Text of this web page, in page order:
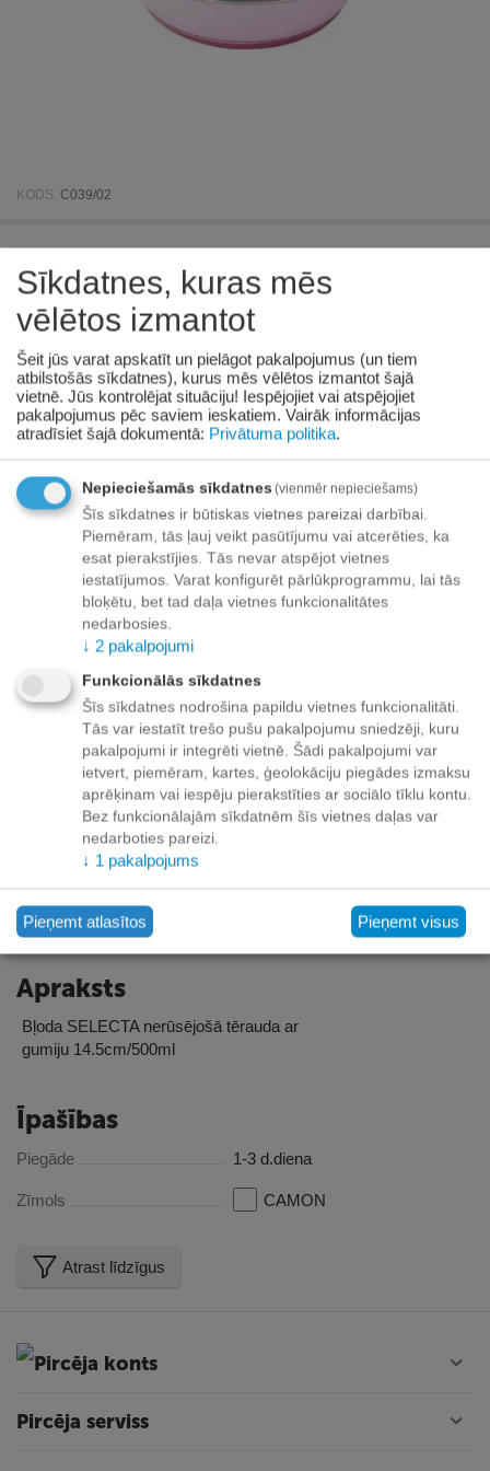
KODS: C039/02
gumiju 14.5cm/500ml
Pieejamība:
€431
(Ieskaitot PVN)
Prece pieejama: 06/08/2026
+
− Grozā
Pievienot vēlmju sarakstam
Piegāde
Preču izsniegšanas punktos -
Līdz dzīvokļa durvīm no 35.00 eur bezmaksas!
Līdz 34.99 EUR piegādes maksa:
Venipak kurjers - 3.90 EUR
Omniva pakomāts - 3.20 EUR
Apraksts
Bļoda SELECTA nerūsējošā tērauda ar
gumiju 14.5cm/500ml
Īpašības
Piegāde 1-3 d.diena
Zīmols CAMON
Atrast līdzīgus
Pircēja konts
Pircēja serviss
Sīkdatnes, kuras mēs
vēlētos izmantot
Šeit jūs varat apskatīt un pielāgot pakalpojumus (un tiem
atbilstošās sīkdatnes), kurus mēs vēlētos izmantot šajā
vietnē. Jūs kontrolējat situāciju! Iespējojiet vai atspējojiet
pakalpojumus pēc saviem ieskatiem. Vairāk informācijas
atradīsiet šajā dokumentā: Privātuma politika.
Nepieciešamās sīkdatnes (vienmēr nepieciešams)
Šīs sīkdatnes ir būtiskas vietnes pareizai darbībai.
Piemēram, tās ļauj veikt pasūtījumu vai atcerēties, ka
esat pierakstījies. Tās nevar atspējot vietnes
iestatījumos. Varat konfigurēt pārlūkprogrammu, lai tās
bloķētu, bet tad daļa vietnes funkcionalitātes
nedarbosies.
↓ 2 pakalpojumi
Funkcionālās sīkdatnes
Šīs sīkdatnes nodrošina papildu vietnes funkcionalitāti.
Tās var iestatīt trešo pušu pakalpojumu sniedzēji, kuru
pakalpojumi ir integrēti vietnē. Šādi pakalpojumi var
ietvert, piemēram, kartes, ģeolokāciju piegādes izmaksu
aprēķinam vai iespēju pierakstīties ar sociālo tīklu kontu.
Bez funkcionālajām sīkdatnēm šīs vietnes daļas var
nedarboties pareizi.
↓ 1 pakalpojums
Pieņemt atlasītos Pieņemt visus